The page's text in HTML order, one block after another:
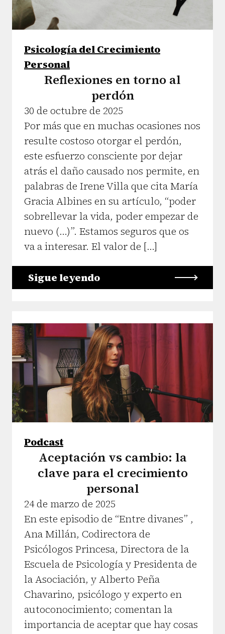
Psicología del Crecimiento
Personal
Reflexiones en torno al
perdón
30 de octubre de 2025
Por más que en muchas ocasiones nos
resulte costoso otorgar el perdón,
este esfuerzo consciente por dejar
atrás el daño causado nos permite, en
palabras de Irene Villa que cita María
Gracia Albines en su artículo, “poder
sobrellevar la vida, poder empezar de
nuevo (…)”. Estamos seguros que os
va a interesar. El valor de […]
Sigue leyendo
Podcast
Aceptación vs cambio: la
clave para el crecimiento
personal
24 de marzo de 2025
En este episodio de “Entre divanes” ,
Ana Millán, Codirectora de
Psicólogos Princesa, Directora de la
Escuela de Psicología y Presidenta de
la Asociación, y Alberto Peña
Chavarino, psicólogo y experto en
autoconocimiento; comentan la
importancia de aceptar que hay cosas